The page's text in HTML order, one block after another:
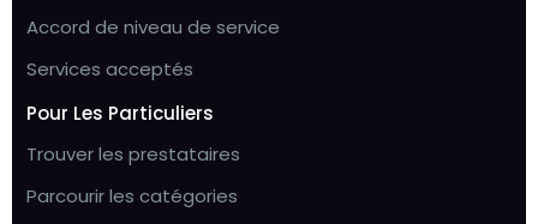
Accord de niveau de service
Services acceptés
Pour Les Particuliers
Trouver les prestataires
Parcourir les catégories